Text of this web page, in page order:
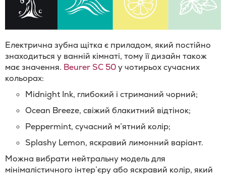
Електрична зубна щітка є приладом, який постійно
знаходиться у ванній кімнаті, тому її дизайн також
має значення. Beurer SC 50у чотирьох сучасних
кольорах:
Midnight Ink, глибокий і стриманий чорний;
Ocean Breeze, свіжий блакитний відтінок;
Peppermint, сучасний м’ятний колір;
Splashy Lemon, яскравий лимонний варіант.
Можна вибрати нейтральну модель для
мінімалістичного інтер’єру або яскравий колір, який